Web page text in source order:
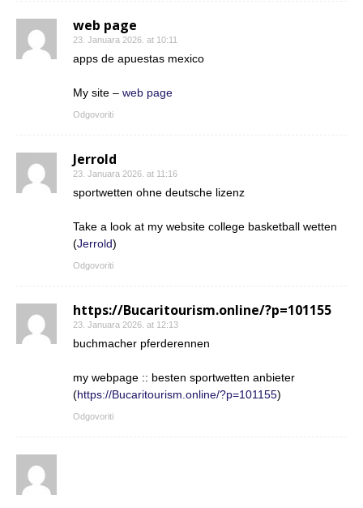
web page
23. Januara 2026. at 10:11
apps de apuestas mexico
My site – web page
Odgovoriti
Jerrold
23. Januara 2026. at 11:16
sportwetten ohne deutsche lizenz
Take a look at my website college basketball wetten
(Jerrold)
Odgovoriti
https://Bucaritourism.online/?p=101155
23. Januara 2026. at 12:13
buchmacher pferderennen
my webpage :: besten sportwetten anbieter
(https://Bucaritourism.online/?p=101155)
Odgovoriti